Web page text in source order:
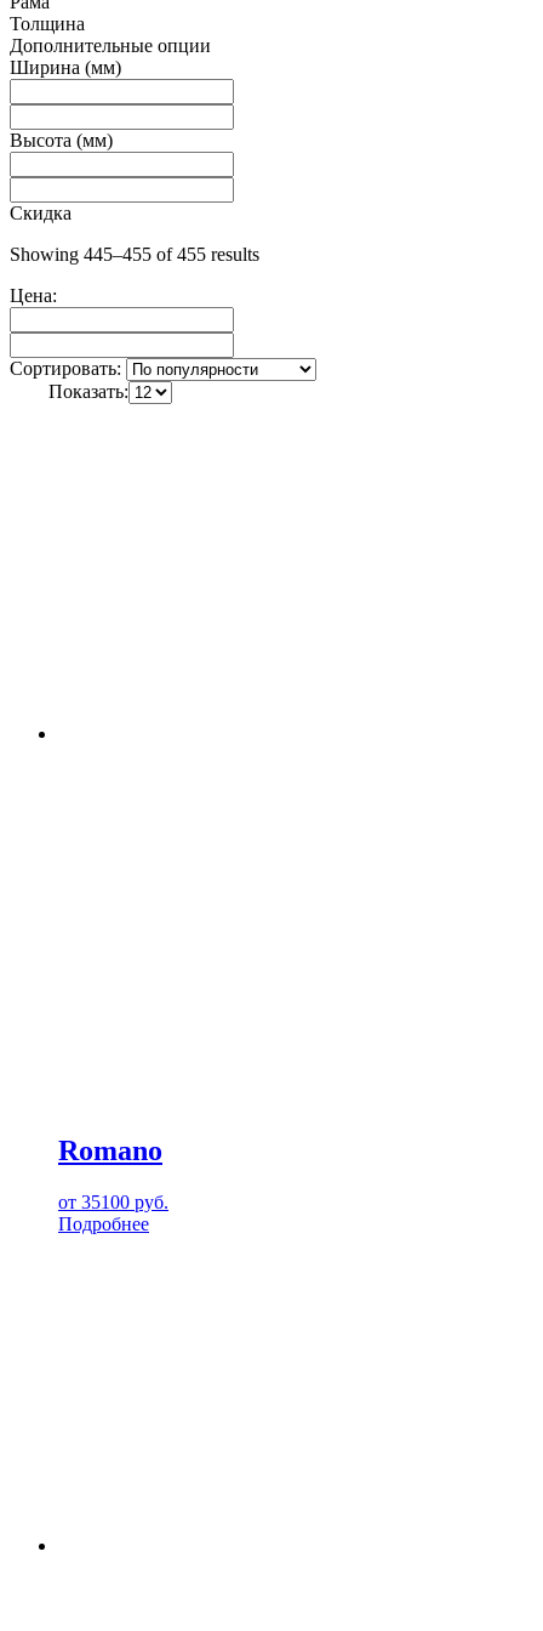
Толщина
Дополнительные опции
Ширина (мм)
Высота (мм)
Скидка
Showing 445–455 of 455 results
Цена:
Сортировать:
Показать:
Romano
от 35100 руб.
Подробнее